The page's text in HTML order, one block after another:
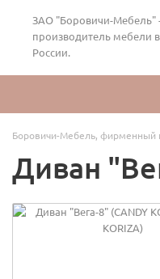
ЗАО "Боровичи-Мебель"
производитель мебели в
России.
Боровичи-Мебель, фирменный
Диван